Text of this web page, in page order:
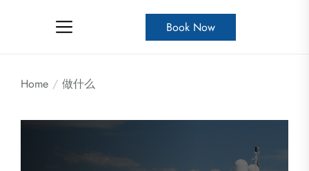
Book Now
Home 做什么